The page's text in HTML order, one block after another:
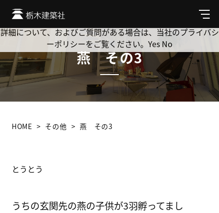
メ
ニ
ュ
燕 その3
HOME その他 燕 その3
とうとう
うちの玄関先の燕の子供が3羽孵ってまし
Cookie を使用して、お客様の活動を追跡してもよろしいです
か? 当社ではお客様のプライバシーを極めて重視しています。
詳細について、およびご質問がある場合は、当社のプライバシ
ーポリシーをご覧ください。 Yes No